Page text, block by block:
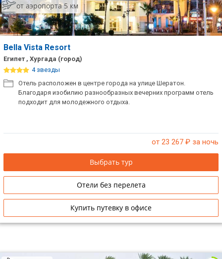
от аэропорта 5 км
Bella Vista Resort
Египет , Хургада (город)
4 звезды
Отель расположен в центре города на улице Шератон.
Благодаря изобилию разнообразных вечерних программ отель
подходит для молодежного отдыха.
от 23 267 ₽ за ночь
Выбрать тур
Отели без перелета
Купить путевку в офисе